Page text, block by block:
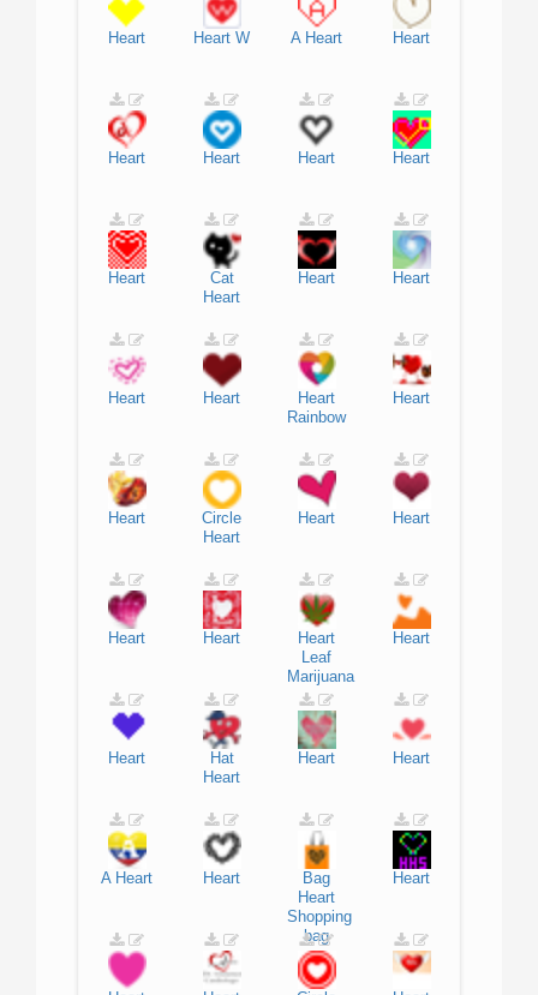
Heart Heart W A Heart Heart
Heart Heart Heart Heart
Heart
Cat
Heart
Heart Heart
Heart Heart
Heart
Rainbow
Heart
Heart
Circle
Heart
Heart Heart
Heart Heart
Heart
Leaf
Marijuana
Heart
Heart
Hat
Heart
Heart Heart
A Heart Heart
Bag
Heart
Shopping
bag
Heart